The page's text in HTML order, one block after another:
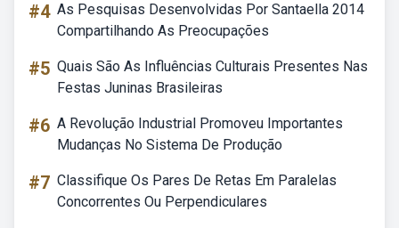
#4 As Pesquisas Desenvolvidas Por Santaella 2014
Compartilhando As Preocupações
#5 Quais São As Influências Culturais Presentes Nas
Festas Juninas Brasileiras
#6 A Revolução Industrial Promoveu Importantes
Mudanças No Sistema De Produção
#7 Classifique Os Pares De Retas Em Paralelas
Concorrentes Ou Perpendiculares